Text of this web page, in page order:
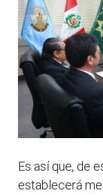
Es así que, de
establecerá